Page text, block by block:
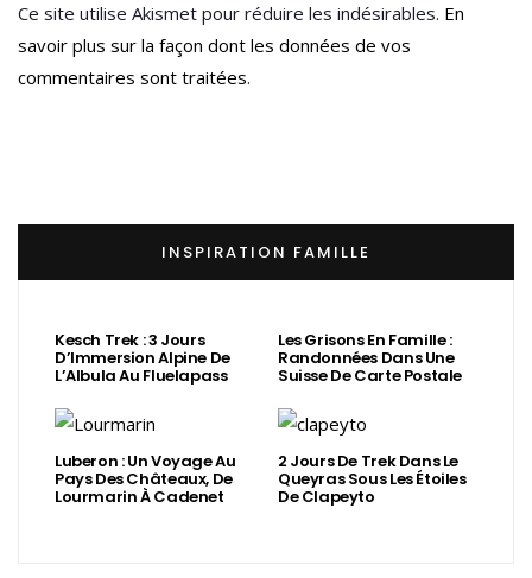
Ce site utilise Akismet pour réduire les indésirables. En
savoir plus sur la façon dont les données de vos
commentaires sont traitées.
INSPIRATION FAMILLE
Kesch Trek : 3 Jours
D’Immersion Alpine De
L’Albula Au Fluelapass
Les Grisons En Famille :
Randonnées Dans Une
Suisse De Carte Postale
Luberon : Un Voyage Au
Pays Des Châteaux, De
Lourmarin À Cadenet
2 Jours De Trek Dans Le
Queyras Sous Les Étoiles
De Clapeyto